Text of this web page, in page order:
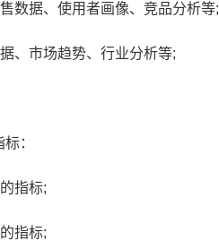
数据、使用者画像、竞品分析等;
、市场趋势、行业分析等;
：
指标;
指标;